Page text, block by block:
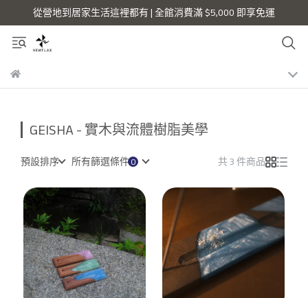
從營地到居家生活這裡都有 | 全館消費滿 $5,000 即享免運
GEISHA - 實木與流體樹脂美學
預設排序 所有篩選條件 共 3 件商品